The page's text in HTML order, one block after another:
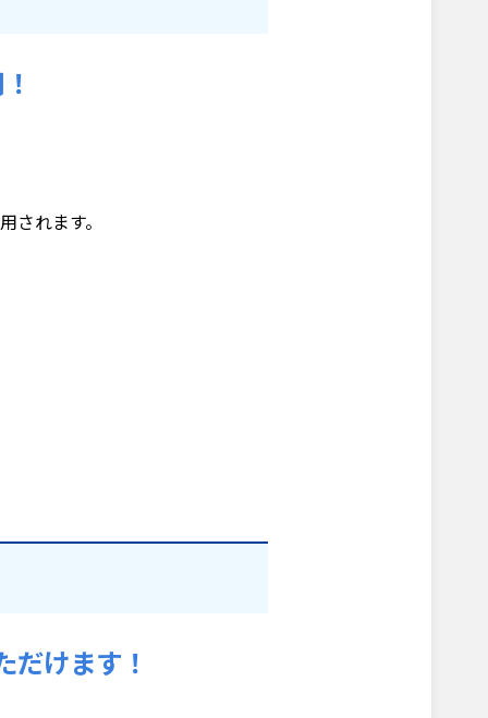
されます。
けます！